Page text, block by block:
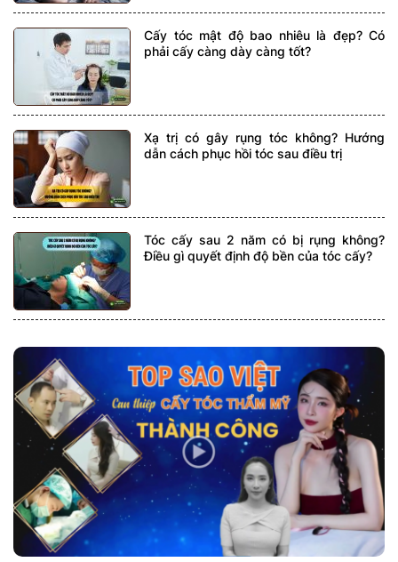
Cấy tóc mật độ bao nhiêu là đẹp? Có
phải cấy càng dày càng tốt?
Xạ trị có gây rụng tóc không? Hướng
dẫn cách phục hồi tóc sau điều trị
Tóc cấy sau 2 năm có bị rụng không?
Điều gì quyết định độ bền của tóc cấy?